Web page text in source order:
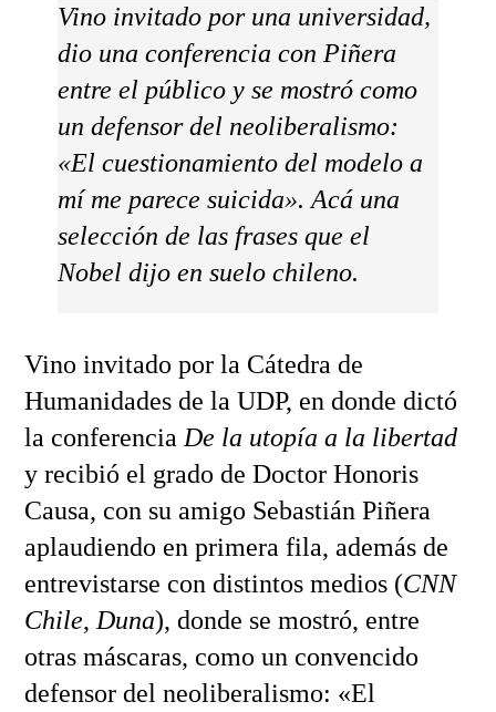
Vino invitado por una universidad,
dio una conferencia con Piñera
entre el público y se mostró como
un defensor del neoliberalismo:
«El cuestionamiento del modelo a
mí me parece suicida». Acá una
selección de las frases que el
Nobel dijo en suelo chileno.
Vino invitado por la Cátedra de
Humanidades de la UDP, en donde dictó
la conferencia De la utopía a la libertad
y recibió el grado de Doctor Honoris
Causa, con su amigo Sebastián Piñera
aplaudiendo en primera fila, además de
entrevistarse con distintos medios (CNN
Chile, Duna), donde se mostró, entre
otras máscaras, como un convencido
defensor del neoliberalismo: «El